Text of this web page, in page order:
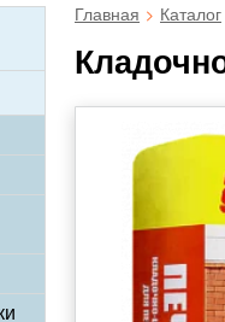
Главная Каталог